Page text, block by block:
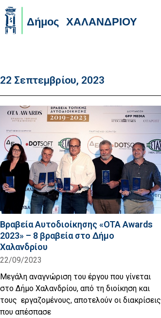
22 Σεπτεμβρίου, 2023
Βραβεία Αυτοδιοίκησης «OTA Awards
2023» – 8 βραβεία στο Δήμο
Χαλανδρίου
22/09/2023
Μεγάλη αναγνώριση του έργου που γίνεται
στο Δήμο Χαλανδρίου, από τη διοίκηση και
τους εργαζομένους, αποτελούν οι διακρίσεις
που απέσπασε